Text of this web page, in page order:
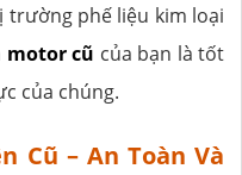
trường phế liệu kim loại
cũ của bạn là tốt
của chúng.
Cũ – An Toàn Và